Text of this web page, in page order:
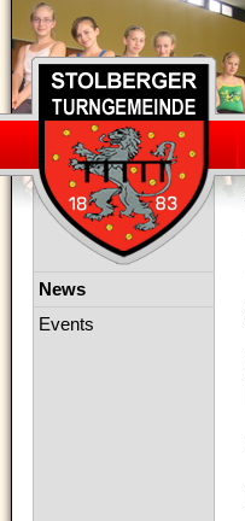
Navigation
News
Events